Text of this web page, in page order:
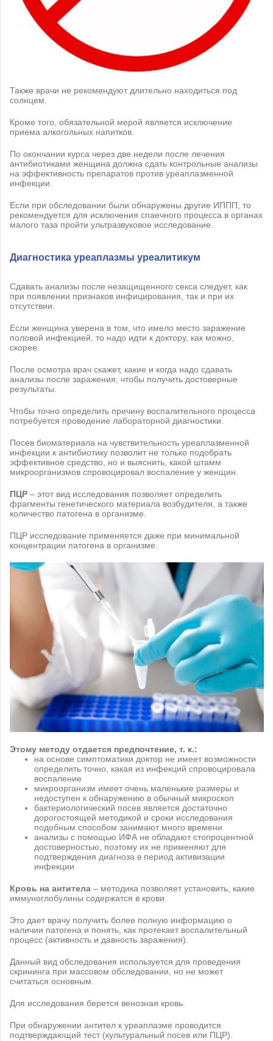
Также врачи не рекомендуют длительно находиться под
солнцем.
Кроме того, обязательной мерой является исключение
приема алкогольных напитков.
По окончании курса через две недели после лечения
антибиотиками женщина должна сдать контрольные анализы
на эффективность препаратов против уреаплазменной
инфекции.
Если при обследовании были обнаружены другие ИППП, то
рекомендуется для исключения спаечного процесса в органах
малого таза пройти ультразвуковое исследование.
Диагностика уреаплазмы уреалитикум
Сдавать анализы после незащищенного секса следует, как
при появлении признаков инфицирования, так и при их
отсутствии.
Если женщина уверена в том, что имело место заражение
половой инфекцией, то надо идти к доктору, как можно,
скорее.
После осмотра врач скажет, какие и когда надо сдавать
анализы после заражения, чтобы получить достоверные
результаты.
Чтобы точно определить причину воспалительного процесса
потребуется проведение лабораторной диагностики.
Посев биоматериала на чувствительность уреаплазменной
инфекции к антибиотику позволит не только подобрать
эффективное средство, но и выяснить, какой штамм
микроорганизмов спровоцировал воспаление у женщин.
ПЦР – этот вид исследования позволяет определить
фрагменты генетического материала возбудителя, а также
количество патогена в организме.
ПЦР исследование применяется даже при минимальной
концентрации патогена в организме.
Этому методу отдается предпочтение, т. к.:
на основе симптоматики доктор не имеет возможности
определить точно, какая из инфекций спровоцировала
воспаление
микроорганизм имеет очень маленькие размеры и
недоступен к обнаружению в обычный микроскоп
бактериологический посев является достаточно
дорогостоящей методикой и сроки исследования
подобным способом занимают много времени
анализы с помощью ИФА не обладают стопроцентной
достоверностью, поэтому их не применяют для
подтверждения диагноза в период активизации
инфекции
Кровь на антитела – методика позволяет установить, какие
иммуноглобулины содержатся в крови.
Это дает врачу получить более полную информацию о
наличии патогена и понять, как протекает воспалительный
процесс (активность и давность заражения).
Данный вид обследования используется для проведения
скрининга при массовом обследовании, но не может
считаться основным.
Для исследования берется венозная кровь.
При обнаружении антител к уреаплазме проводится
подтверждающий тест (культуральный посев или ПЦР).